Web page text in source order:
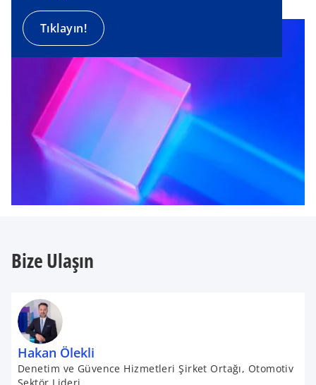
Tıklayın!
Bize Ulaşın
Hakan Ölekli
Denetim ve Güvence Hizmetleri Şirket Ortağı, Otomotiv